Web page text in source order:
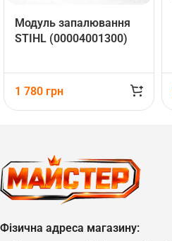
Mодуль запалювання
STIHL (00004001300)
1 780 грн
Фізична адреса магазину: